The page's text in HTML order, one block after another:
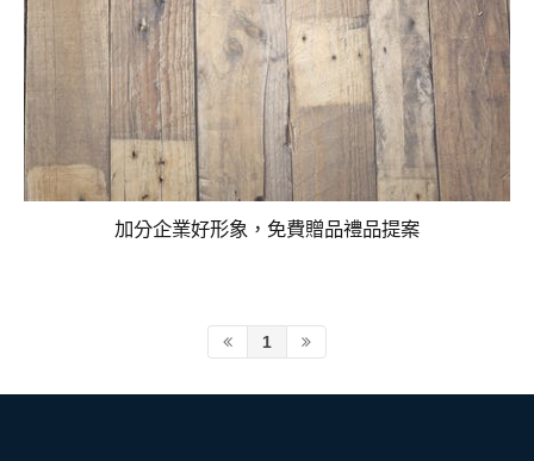
加分企業好形象，免費贈品禮品提案
1